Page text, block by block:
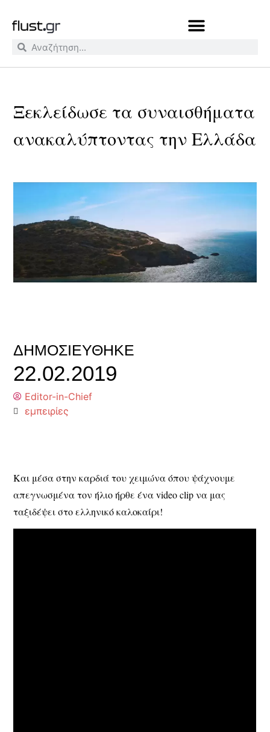
Ξεκλείδωσε τα συναισθήματα
ανακαλύπτοντας την Ελλάδα
ΔΗΜΟΣΙΕΎΘΗΚΕ
22.02.2019
Editor-in-Chief
εμπειρίες
Και μέσα στην καρδιά του χειμώνα όπου ψάχνουμε
απεγνωσμένα τον ήλιο ήρθε ένα video clip να μας
ταξιδέψει στο ελληνικό καλοκαίρι!